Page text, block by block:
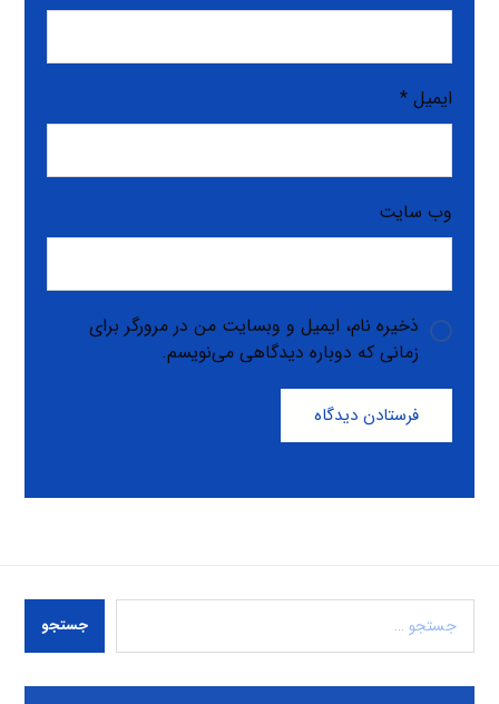
ایمیل*
وب‌ سایت
ذخیره نام، ایمیل و وبسایت من در مرورگر برای
زمانی که دوباره دیدگاهی می‌نویسم.
فرستادن دیدگاه
جستجو